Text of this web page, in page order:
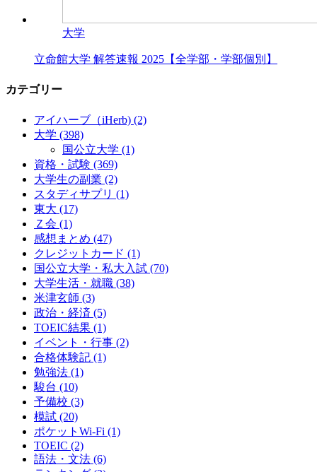
大学
立命館大学 解答速報 2025【全学部・学部個別】
カテゴリー
アイハーブ（iHerb) (2)
大学 (398)
国公立大学 (1)
資格・試験 (369)
大学生の副業 (2)
スタディサプリ (1)
東大 (17)
Ｚ会 (1)
感想まとめ (47)
クレジットカード (1)
国公立大学・私大入試 (70)
大学生活・就職 (38)
米津玄師 (3)
政治・経済 (5)
TOEIC結果 (1)
イベント・行事 (2)
合格体験記 (1)
勉強法 (1)
駿台 (10)
予備校 (3)
模試 (20)
ポケットWi-Fi (1)
TOEIC (2)
語法・文法 (6)